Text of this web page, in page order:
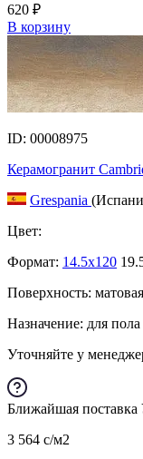
620 ₽
В корзину
ID: 00008975
Керамогранит
Grespania
Цвет:
Формат: 14.5x120
Поверхность: матовая
Назначение: для пола
Уточняйте у
Ближайшая поставка
3 564 c/м2